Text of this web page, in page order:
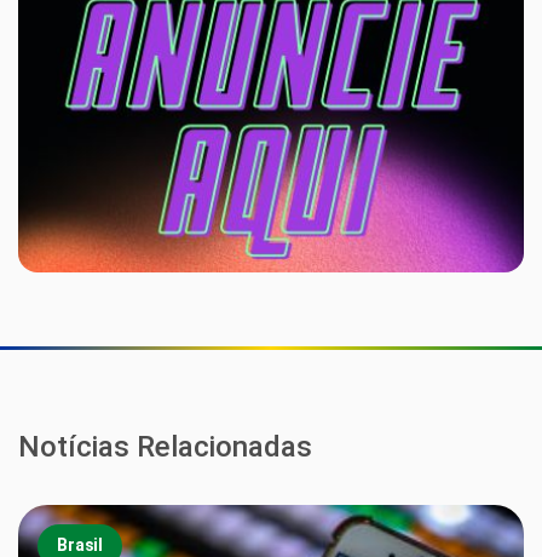
Notícias Relacionadas
Brasil